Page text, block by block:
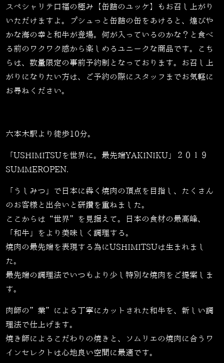
スペシャリテ口福の極み【缶詰のユッケ】もお召し上がり
いただけますよ。プシュっと缶詰の缶をあけると、煌びや
かな海の幸と和牛が登場。何が入っているのかな？と食べ
る前のワクワク感から楽しめるユニークな商品です。こち
らは、数量限定の事前予約制となっております。お召し上
がりになりたい方は、ご予約の際にスタッフまでお気軽に
お尋ねください。
六本木駅より徒歩10分。
「USHIMITSUを世界に。最先端YAKINIKU」２０１９
SUMMEROPEN.
「うしみつ」で日本に犇く焼肉の頂点を目指し、たくさん
のお客様と出会いと研鑽を重ねました。
ここからは“世界”を見据えて。日本の食材の最高峰、
「和牛」をより美味しく調理する。
焼肉の最先端を表現する為にUSHIMITSUは生まれまし
た。
最先端の調理法でいつもより少し特別な焼肉をご提案しま
す。
肉師の”業”による丁寧にカットされた和牛を、新しい調
理法で仕上げます。
焼き師によるこだわりの焼きと、ソムリエの焼肉に合うワ
インセレクトは心地良い空間に最適です。